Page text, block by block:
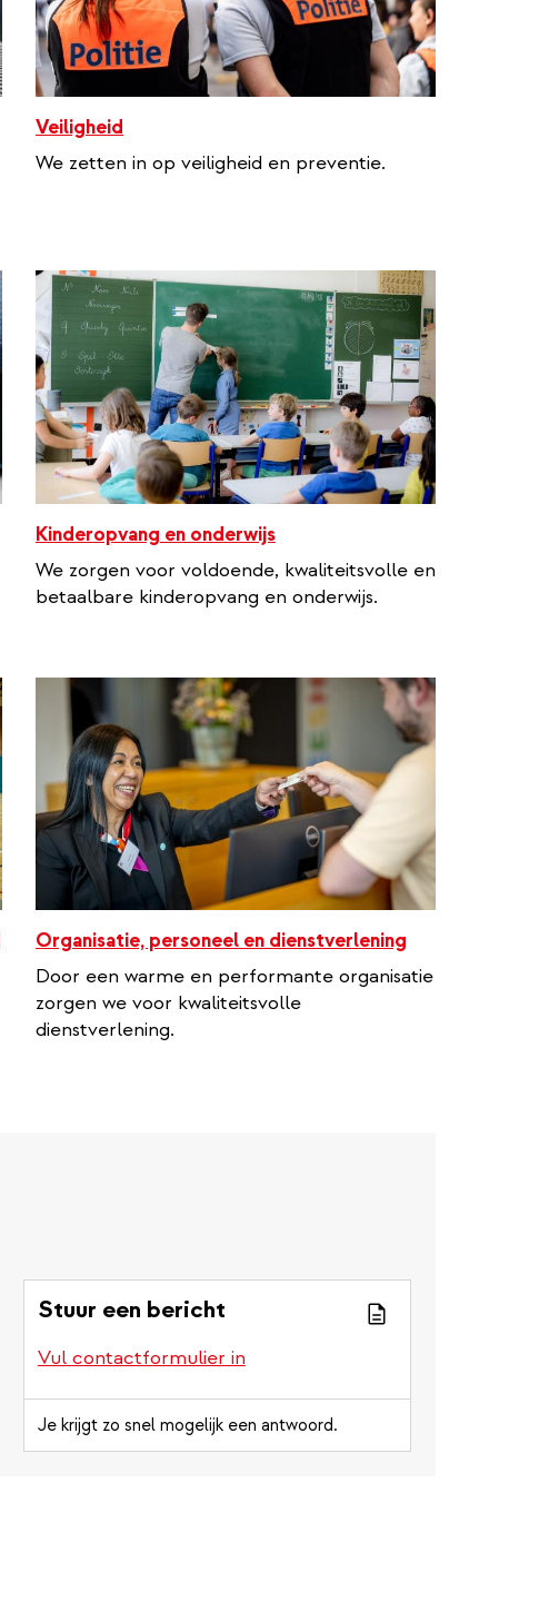
Veiligheid
We zetten in op veiligheid en preventie.
Kinderopvang en onderwijs
We zorgen voor voldoende, kwaliteitsvolle en
betaalbare kinderopvang en onderwijs.
Organisatie, personeel en dienstverlening
Door een warme en performante organisatie
zorgen we voor kwaliteitsvolle
dienstverlening.
Stuur een bericht
Vul contactformulier in
Je krijgt zo snel mogelijk een antwoord.